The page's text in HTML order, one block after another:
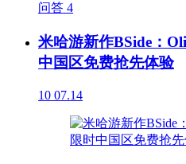
问答 4
米哈游新作BSide：
中国区免费抢先体验
10 07.14